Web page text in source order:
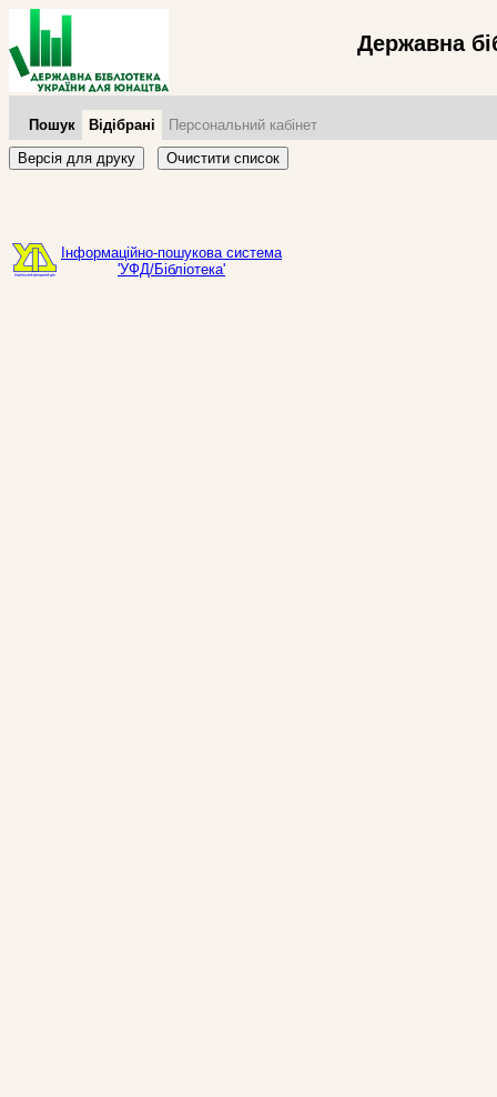
Державна
Пошук Відібрані
Персональний кабінет
Версія для друку
Очистити список
Інформаційно-пошукова система
'УФД/Бібліотека'